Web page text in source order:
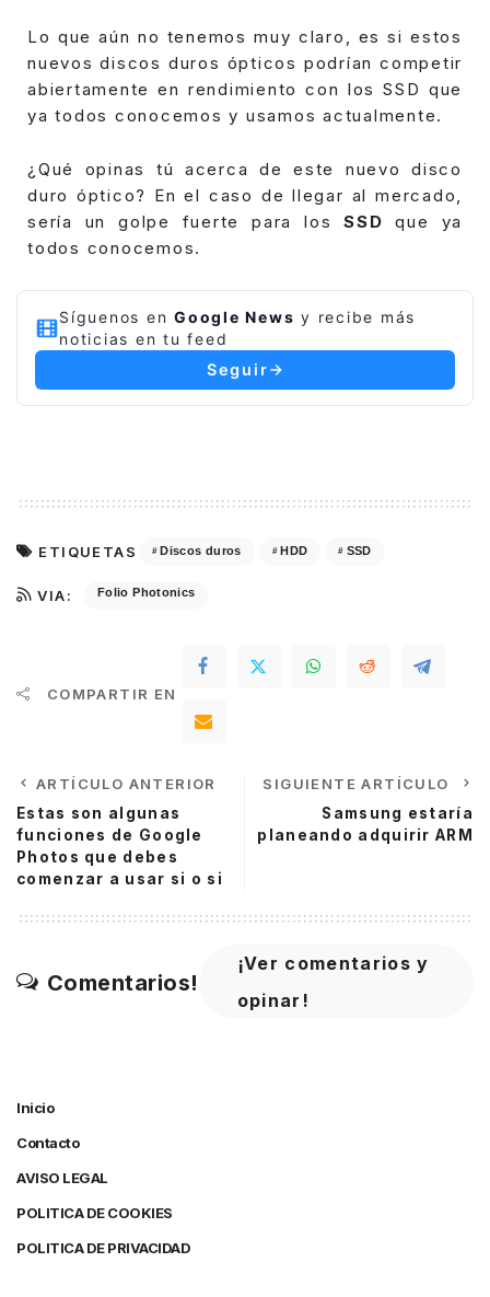
Lo que aún no tenemos muy claro, es si estos
nuevos discos duros ópticos podrían competir
abiertamente en rendimiento con los SSD que
ya todos conocemos y usamos actualmente.
¿Qué opinas tú acerca de este nuevo disco
duro óptico? En el caso de llegar al mercado,
sería un golpe fuerte para losSSDque ya
todos conocemos.
Síguenos en Google News y recibe más
noticias en tu feed
Seguir
ETIQUETAS Discos duros HDD SSD
VIA: Folio Photonics
COMPARTIR EN
ARTÍCULO ANTERIOR
Estas son algunas
funciones de Google
Photos que debes
comenzar a usar si o si
SIGUIENTE ARTÍCULO
Samsung estaría
planeando adquirir ARM
Comentarios!
¡Ver comentarios y
opinar!
Inicio
Contacto
AVISO LEGAL
POLITICA DE COOKIES
POLITICA DE PRIVACIDAD